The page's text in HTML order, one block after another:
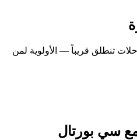
تنطلق قريباً — الأولوية لمن
سي بورتال